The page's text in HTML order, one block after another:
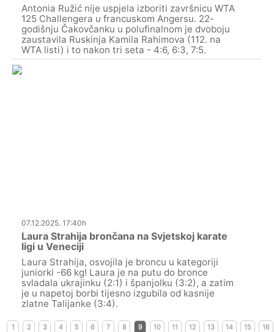
Antonia Ružić nije uspjela izboriti završnicu WTA
125 Challengera u francuskom Angersu. 22-
godišnju Čakovčanku u polufinalnom je dvoboju
zaustavila Ruskinja Kamila Rahimova (112. na
WTA listi) i to nakon tri seta - 4:6, 6:3, 7:5.
07.12.2025. 17:40h
Laura Strahija brončana na Svjetskoj karate
ligi u Veneciji
Laura Strahija, osvojila je broncu u kategoriji
juniorki -66 kg! Laura je na putu do bronce
svladala ukrajinku (2:1) i španjolku (3:2), a zatim
je u napetoj borbi tijesno izgubila od kasnije
zlatne Talijanke (3:4).
1 2 3 4 5 6 7 8 9 10 11 12 13 14 15 16